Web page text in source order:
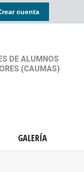
cuenta
DE ALUMNOS
(CAUMAS)
GALERÍA